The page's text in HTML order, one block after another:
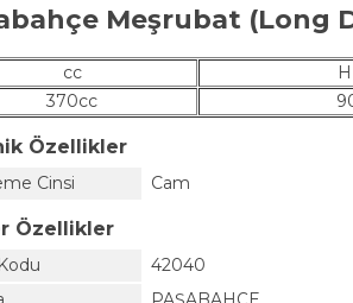
Meşrubat (Long
cc
370cc
Özellikler
Cinsi Cam
Özellikler
42040